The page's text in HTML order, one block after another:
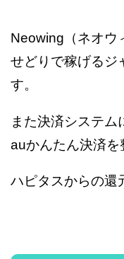
Neowing（ネオウ
せどりで稼げるジ
す。
また決済システム
auかんたん決済を
ハピタスからの還